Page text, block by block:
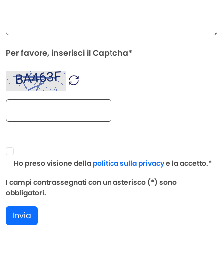
Per favore, inserisci il Captcha*
Ho preso visione della politica sulla privacye la accetto.*
I campi contrassegnati con un asterisco (*) sono
obbligatori.
Invia